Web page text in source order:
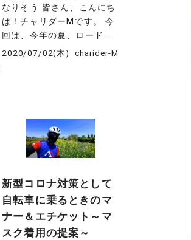
なりそう 皆さん、こんにち
は！チャリダーMです。 今
回は、今年の夏、ロード...
2020/07/02(木) charider-M
新型コロナ対策として
自転車に乗るときのマ
ナー＆エチケット～マ
スク着用の提案～